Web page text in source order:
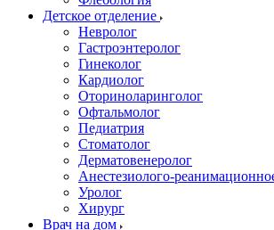
Детское отделение
Невролог
Гастроэнтеролог
Гинеколог
Кардиолог
Оториноларинголог
Офтальмолог
Педиатрия
Стоматолог
Дерматовенеролог
Анестезиолого-
Уролог
Хирург
Врач на дом